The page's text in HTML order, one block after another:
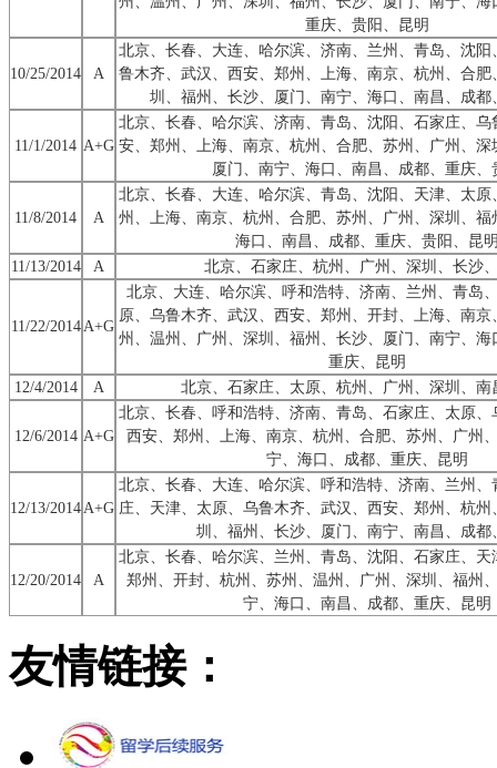
重庆、贵阳、昆明
10/25/2014 A
北京、长春、大连、哈尔滨、济南、兰州、青岛、沈阳
鲁木齐、武汉、西安、郑州、上海、南京、杭州、合肥
圳、福州、长沙、厦门、南宁、海口、南昌、成都
11/1/2014 A+G
北京、长春、哈尔滨、济南、青岛、沈阳、石家庄、乌
安、郑州、上海、南京、杭州、合肥、苏州、广州、深
厦门、南宁、海口、南昌、成都、重庆、
11/8/2014 A
北京、长春、大连、哈尔滨、青岛、沈阳、天津、太原
州、上海、南京、杭州、合肥、苏州、广州、深圳、福
海口、南昌、成都、重庆、贵阳、昆
11/13/2014
A 北京、石家庄、杭州、广州、深圳、长沙
11/22/2014 A+G
北京、大连、哈尔滨、呼和浩特、济南、兰州、青岛
原、乌鲁木齐、武汉、西安、郑州、开封、上海、南
州、温州、广州、深圳、福州、长沙、厦门、南宁、海
重庆、昆明
12/4/2014
A 北京、石家庄、太原、杭州、广州、深圳、南
12/6/2014 A+G
北京、长春、呼和浩特、济南、青岛、石家庄、太原、
西安、郑州、上海、南京、杭州、合肥、苏州、广州
宁、海口、成都、重庆、昆明
12/13/2014 A+G
北京、长春、大连、哈尔滨、呼和浩特、济南、兰州、
庄、天津、太原、乌鲁木齐、武汉、西安、郑州、杭
圳、福州、长沙、厦门、南宁、南昌、成都
12/20/2014 A
北京、长春、哈尔滨、兰州、青岛、沈阳、石家庄、天
郑州、开封、杭州、苏州、温州、广州、深圳、福州
宁、海口、南昌、成都、重庆、昆明
友情链接：